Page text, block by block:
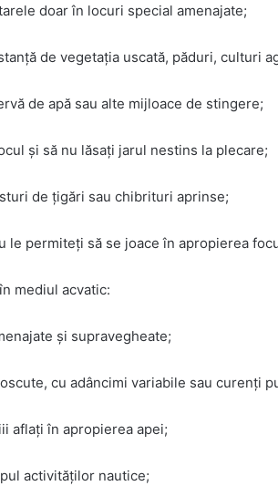
doar în locuri special amenajate;
de vegetația uscată, păduri, culturi
de apă sau alte mijloace de stingere;
și să nu lăsați jarul nestins la plecare;
de țigări sau chibrituri aprinse;
le permiteți să se joace în apropierea
mediul acvatic:
și supravegheate;
cu adâncimi variabile sau curenți
aflați în apropierea apei;
activităților nautice;